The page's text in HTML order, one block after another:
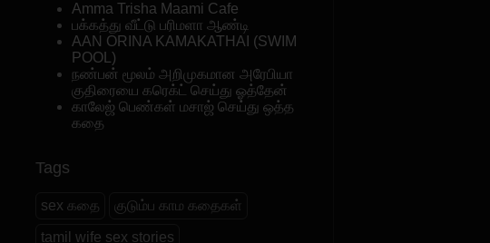
Amma Trisha Maami Cafe
பக்கத்து வீட்டு பரிமளா ஆண்டி
AAN ORINA KAMAKATHAI (SWIM
POOL)
நண்பன் மூலம் அறிமுகமான அரேபியா
குதிரையை கரெக்ட் செய்து ஓத்தேன்
காலேஜ் பெண்கள் மசாஜ் செய்து ஒத்த
கதை
Tags
sex கதை குடும்ப காம கதைகள்
tamil wife sex stories